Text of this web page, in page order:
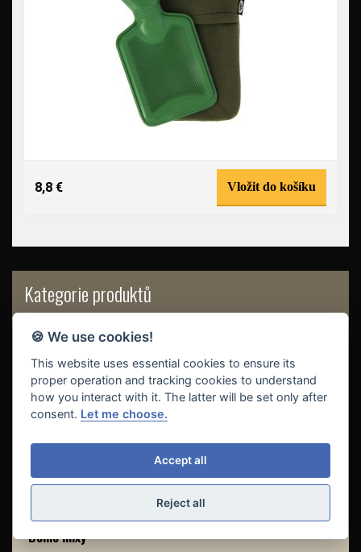
Kategorie produktů
Adaptory
Akční sety
Baterie, akumulátory
Boilie mixy
8,8 € Vložit do košíku
🍪 We use cookies!
This website uses essential cookies to ensure its
proper operation and tracking cookies to understand
how you interact with it. The latter will be set only after
consent. Let me choose.
Accept all
Reject all